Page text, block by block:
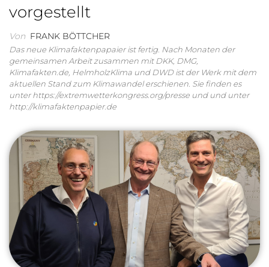
vorgestellt
Von FRANK BÖTTCHER
Das neue Klimafaktenpapaier ist fertig. Nach Monaten der
gemeinsamen Arbeit zusammen mit DKK, DMG,
Klimafakten.de, HelmholzKlima und DWD ist der Werk mit dem
aktuellen Stand zum Klimawandel erschienen. Sie finden es
unter https://extremwetterkongress.org/presse und und unter
http://klimafaktenpapier.de